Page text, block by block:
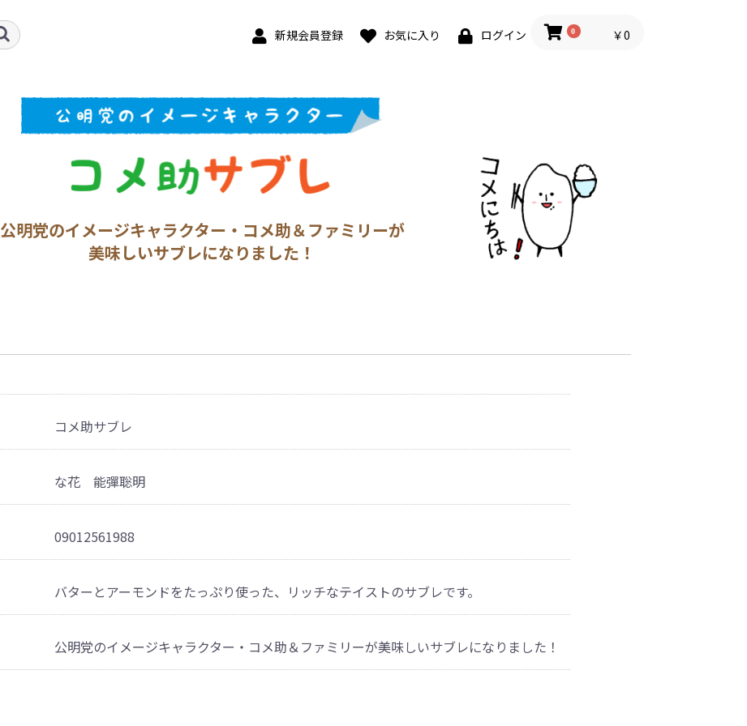
新規会員登録 お気に入り ログイン 0 ￥0
公明党のイメージキャラクター・コメ助＆ファミリーが
美味しいサブレになりました！
コメ助サブレ
な花 能彈聡明
09012561988
バターとアーモンドをたっぷり使った、リッチなテイストのサブレです。
公明党のイメージキャラクター・コメ助＆ファミリーが美味しいサブレになりました！